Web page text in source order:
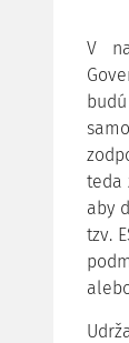
V
teda
aby
tzv.